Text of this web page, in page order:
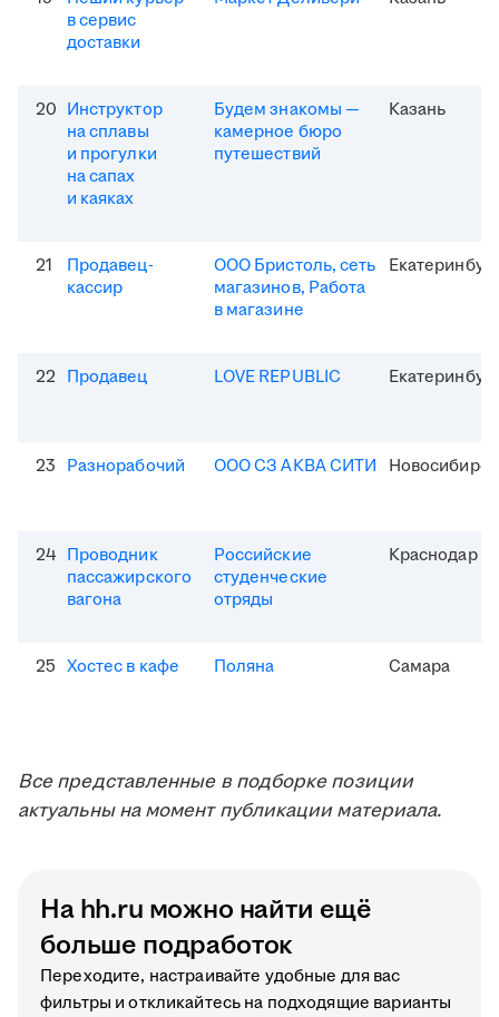
в сервис
доставки
20 Инструктор
на сплавы
и прогулки
на сапах
и каяках
Будем знакомы —
камерное бюро
путешествий
Казань
21
Продавец-
кассир
ООО Бристоль, сеть
магазинов, Работа
в магазине
22 Продавец LOVE REPUBLIC
23 Разнорабочий ООО СЗ АКВА СИТИ Новосибирск
24 Проводник
пассажирского
вагона
Российские
студенческие
отряды
Краснодар
25 Хостес в кафе Поляна Самара
Все представленные в подборке позиции
актуальны на момент публикации материала.
На hh.ru можно найти ещё
больше подработок
Переходите, настраивайте удобные для вас
фильтры и откликайтесь на подходящие варианты